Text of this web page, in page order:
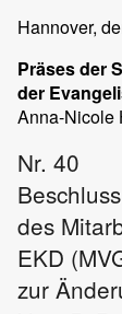
Hannover,
Präses der
der
Anna-Nicole
Nr. 40
des
EKD
zur